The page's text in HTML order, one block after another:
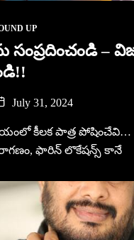
UP
సంప్రదించండి –
July 31, 2024
కీలక పాత్ర పోషించేవి…
ఫారిన్ లొకేషన్స్ కానే